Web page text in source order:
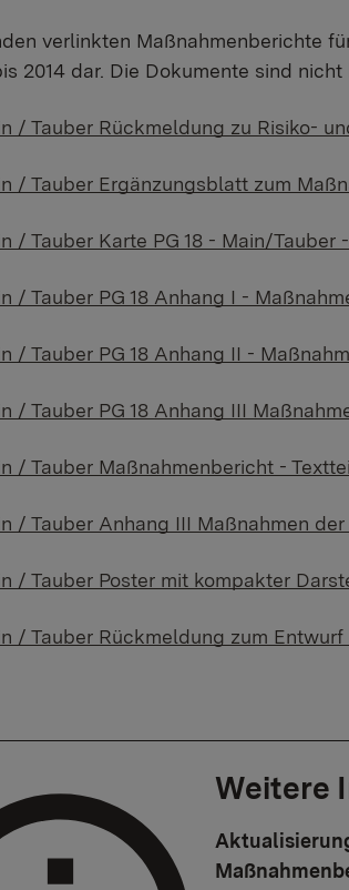
verlinkten Maßnahmenberichte
2014 dar. Die Dokumente sind nicht
/ Tauber Rückmeldung zu Risiko-
/ Tauber Ergänzungsblatt zum
/ Tauber Karte PG 18 - Main/Tauber
/ Tauber PG 18 Anhang I -
/ Tauber PG 18 Anhang II -
/ Tauber PG 18 Anhang III
/ Tauber Maßnahmenbericht -
/ Tauber Anhang III Maßnahmen
/ Tauber Poster mit kompakter
/ Tauber Rückmeldung zum
Weitere